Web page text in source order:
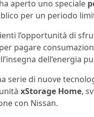
aperto uno speciale
per un periodo
l’opportunità di
pagare
dell’energia
serie di nuove
xStorage Home,
con Nissan.